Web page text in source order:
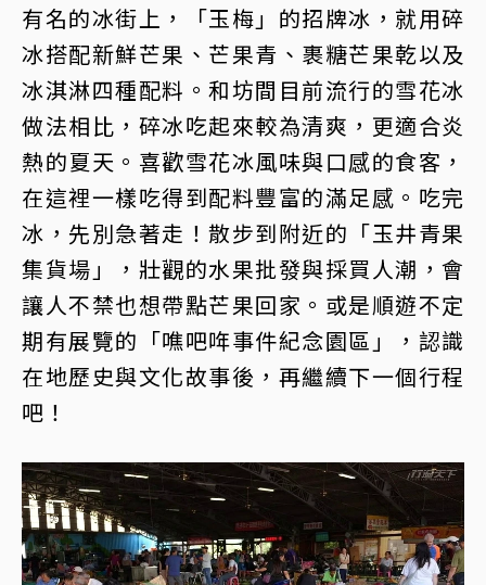
有名的冰街上，「玉梅」的招牌冰，就用碎
冰搭配新鮮芒果、芒果青、裹糖芒果乾以及
冰淇淋四種配料。和坊間目前流行的雪花冰
做法相比，碎冰吃起來較為清爽，更適合炎
熱的夏天。喜歡雪花冰風味與口感的食客，
在這裡一樣吃得到配料豐富的滿足感。吃完
冰，先別急著走！散步到附近的「玉井青果
集貨場」，壯觀的水果批發與採買人潮，會
讓人不禁也想帶點芒果回家。或是順遊不定
期有展覽的「噍吧哖事件紀念園區」，認識
在地歷史與文化故事後，再繼續下一個行程
吧！